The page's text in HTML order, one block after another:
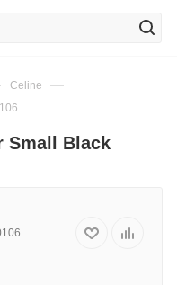
Celine —
Small Black